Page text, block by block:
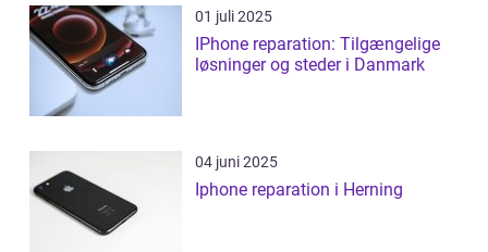
01 juli 2025
IPhone reparation: Tilgængelige
løsninger og steder i Danmark
04 juni 2025
Iphone reparation i Herning